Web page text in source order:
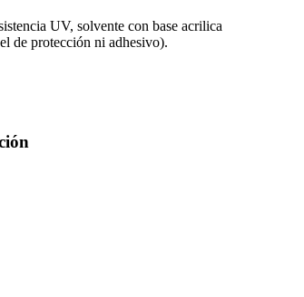
UV, solvente con base acrilica
de protección ni adhesivo).